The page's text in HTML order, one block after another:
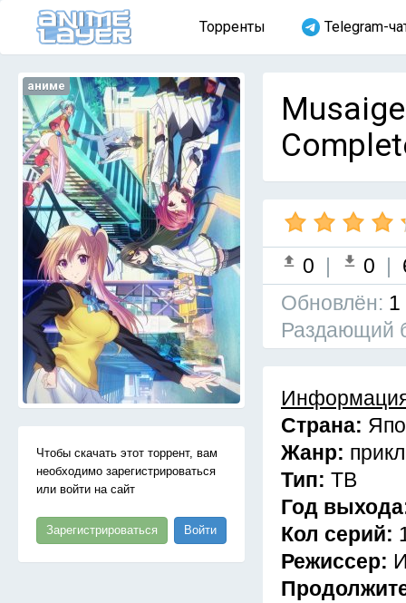
Торренты Telegram-
аниме
Чтобы скачать этот торрент, вам
необходимо зарегистрироваться
или войти на сайт
Зарегистрироваться Войти
0 | 0 |
Обновлён: 1
Раздающий
Страна:
Жанр:
Тип: ТВ
Год
Кол серий:
Режиссер: